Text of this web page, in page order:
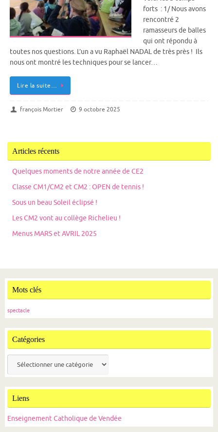
forts : 1/ Nous avons
rencontré 2
ramasseurs de balles
qui ont répondu à
toutes nos questions. L’un a vu Raphaël NADAL de très près ! Ils
nous ont montré les techniques pour se lancer…
Lire la suite…
françois Mortier 9 octobre 2025
Articles récents
Quelques moments de notre année de CE2
Classe CM1/CM2 et CM2 : OPEN de tennis !
Sous un beau Soleil éclipsé !
Les CM2 vont au collège Richelieu !
Menus MARS et AVRIL 2025
Mots clés
spectacle
Catégories
Liens
Enseignement Catholique de Vendée